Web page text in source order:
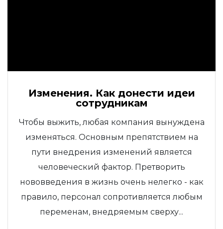
Изменения. Как донести идеи
сотрудникам
Чтобы выжить, любая компания вынуждена
изменяться. Основным препятствием на
пути внедрения изменений является
человеческий фактор. Претворить
нововведения в жизнь очень нелегко - как
правило, персонал сопротивляется любым
переменам, внедряемым сверху...